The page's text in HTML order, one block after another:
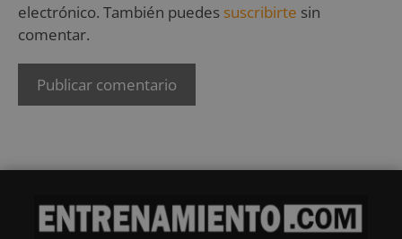
electrónico. También puedes suscribirte sin
comentar.